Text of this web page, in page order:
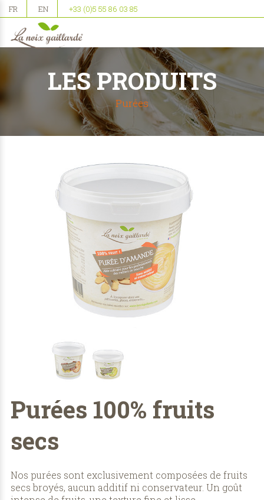
FR EN +33 (0)5 55 86 03 85
LES PRODUITS
Purées
Purées 100% fruits
secs
Nos purées sont exclusivement composées de fruits
secs broyés, aucun additif ni conservateur. Un goût